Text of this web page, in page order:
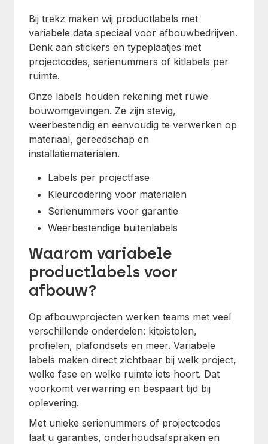
Bij trekz maken wij productlabels met
variabele data speciaal voor afbouwbedrijven.
Denk aan stickers en typeplaatjes met
projectcodes, serienummers of kitlabels per
ruimte.
Onze labels houden rekening met ruwe
bouwomgevingen. Ze zijn stevig,
weerbestendig en eenvoudig te verwerken op
materiaal, gereedschap en
installatiematerialen.
Labels per projectfase
Kleurcodering voor materialen
Serienummers voor garantie
Weerbestendige buitenlabels
Waarom variabele
productlabels voor
afbouw?
Op afbouwprojecten werken teams met veel
verschillende onderdelen: kitpistolen,
profielen, plafondsets en meer. Variabele
labels maken direct zichtbaar bij welk project,
welke fase en welke ruimte iets hoort. Dat
voorkomt verwarring en bespaart tijd bij
oplevering.
Met unieke serienummers of projectcodes
laat u garanties, onderhoudsafspraken en